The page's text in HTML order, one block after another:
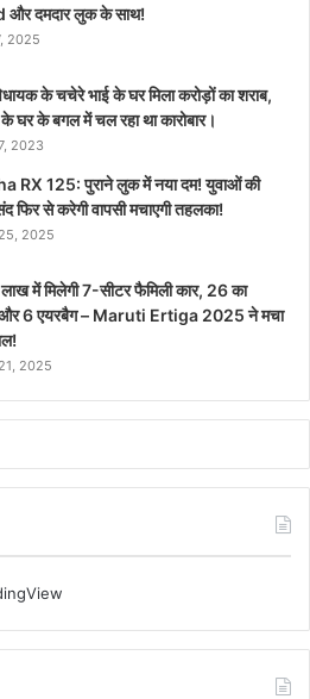
दमदार लुक के साथ!
2025
के चचेरे भाई के घर मिला करोड़ों का शराब,
घर के बगल में चल रहा था कारोबार।
2023
RX 125: पुराने लुक में नया दम! युवाओं की
फिर से करेगी वापसी मचाएगी तहलका!
2025
में मिलेगी 7-सीटर फैमिली कार, 26 का
6 एयरबैग – Maruti Ertiga 2025 ने मचा
2025